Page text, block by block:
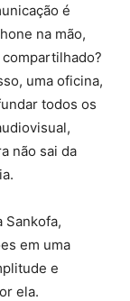
é
na mão,
uma oficina,
todos os
não sai da
em uma
e
ela.